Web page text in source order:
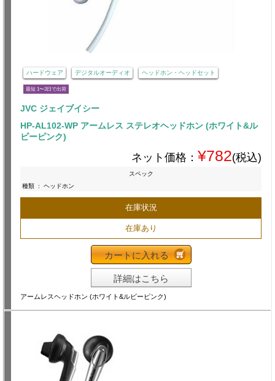
ハードウェア デジタルオーディオ ヘッドホン・ヘッドセット
最短 1〜3日で出荷
JVC ジェイブイシー
HP-AL102-WP アームレス ステレオヘッドホン (ホワイト&ル
ビーピンク)
ネット価格： ¥782(税込)
スペック
種類 : ヘッドホン
在庫状況
在庫あり
カートに入れる
詳細はこちら
アームレスヘッドホン (ホワイト&ルビーピンク)